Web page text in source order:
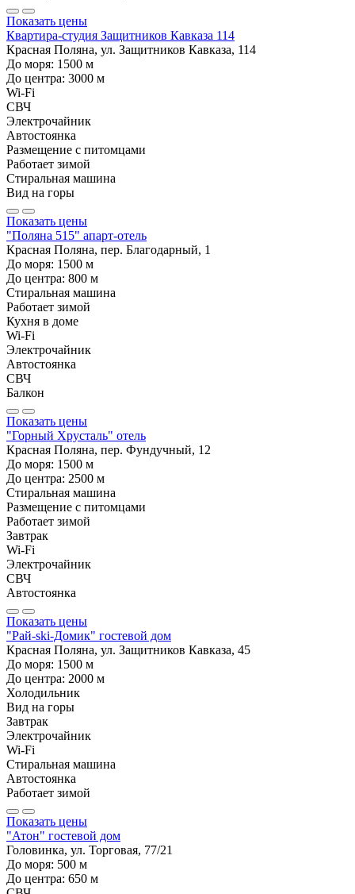
Показать цены
Квартира-студия Защитников Кавказа 114
Красная Поляна, ул. Защитников Кавказа, 114
До моря: 1500 м
До центра: 3000 м
Wi-Fi
СВЧ
Электрочайник
Автостоянка
Размещение с питомцами
Работает зимой
Стиральная машина
Вид на горы
Показать цены
"Поляна 515" апарт-отель
Красная Поляна, пер. Благодарный, 1
До моря: 1500 м
До центра: 800 м
Стиральная машина
Работает зимой
Кухня в доме
Wi-Fi
Электрочайник
Автостоянка
СВЧ
Балкон
Показать цены
"Горный Хрусталь" отель
Красная Поляна, пер. Фундучный, 12
До моря: 1500 м
До центра: 2500 м
Стиральная машина
Размещение с питомцами
Работает зимой
Завтрак
Wi-Fi
Электрочайник
СВЧ
Автостоянка
Показать цены
"Рай-ski-Домик" гостевой дом
Красная Поляна, ул. Защитников Кавказа, 45
До моря: 1500 м
До центра: 2000 м
Холодильник
Вид на горы
Завтрак
Электрочайник
Wi-Fi
Стиральная машина
Автостоянка
Работает зимой
Показать цены
"Атон" гостевой дом
Головинка, ул. Торговая, 77/21
До моря: 500 м
До центра: 650 м